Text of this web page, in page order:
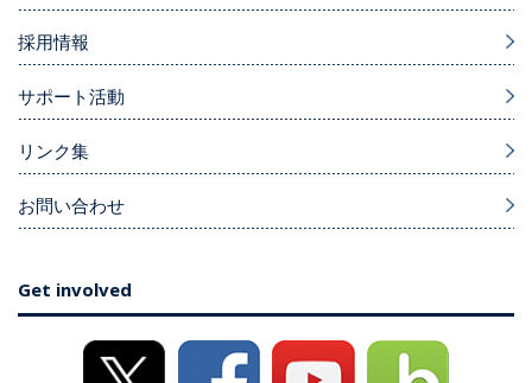
採用情報
サポート活動
リンク集
お問い合わせ
Get involved